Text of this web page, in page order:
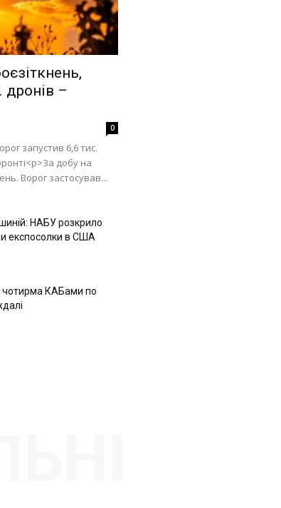
дронів –
0
запустив 6,6 тис.
добу на
Ворог застосував...
НАБУ розкрило
експосолки в США
чотирма КАБами по